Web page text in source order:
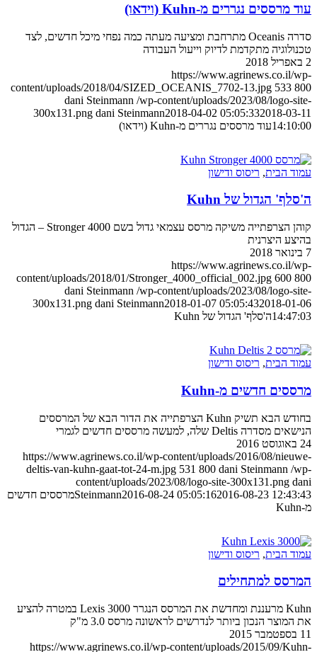
עוד מרססים נגררים מ-Kuhn (וידאו)
סדרה Oceanis מתרחבת ומציעה מעתה כמה נפחי מיכל חדשים, לצד
טכנולוגיה מתקדמת לדיוק וייעול העבודה
2 באפריל 2018
https://www.agrinews.co.il/wp-
content/uploads/2018/04/SIZED_OCEANIS_7702-13.jpg 533 800
dani Steinmann /wp-content/uploads/2023/08/logo-site-
300x131.png dani Steinmann2018-04-02 05:05:332018-03-11
14:10:00עוד מרססים נגררים מ-Kuhn (וידאו)
עמוד הבית, ריסוס ודישון
ה'סלף' הגדול של Kuhn
קוהן הצרפתייה משיקה מרסס עצמאי גדול בשם Stronger 4000 – הגדול
בהיצע היצרנית
7 בינואר 2018
https://www.agrinews.co.il/wp-
content/uploads/2018/01/Stronger_4000_official_002.jpg 600 800
dani Steinmann /wp-content/uploads/2023/08/logo-site-
300x131.png dani Steinmann2018-01-07 05:05:432018-01-06
14:47:03ה'סלף' הגדול של Kuhn
עמוד הבית, ריסוס ודישון
מרססים חדשים מ-Kuhn
בחודש הבא תשיק Kuhn הצרפתייה את הדור הבא של המרססים
הנישאים מסדרה Deltis שלה, למעשה מרססים חדשים לגמרי
24 באוגוסט 2016
https://www.agrinews.co.il/wp-content/uploads/2016/08/nieuwe-
deltis-van-kuhn-gaat-tot-24-m.jpg 531 800 dani Steinmann /wp-
content/uploads/2023/08/logo-site-300x131.png dani
Steinmann2016-08-24 05:05:162016-08-23 12:43:43
מרססים חדשים
מ-Kuhn
עמוד הבית, ריסוס ודישון
המרסס למתחילים
Kuhn מרעננת ומחדשת את המרסס הנגרר Lexis 3000 במטרה להציע
את המוצר הנכון ביותר לנדרשים לראשונה מרסס 3.0 מ"ק
11 בספטמבר 2015
https://www.agrinews.co.il/wp-content/uploads/2015/09/Kuhn-